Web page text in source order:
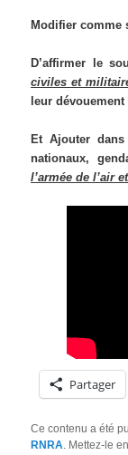
Modifier comme
D’affirmer le
civiles et
leur
Et Ajouter
nationaux,
l’armée de l’air
Partager
Ce contenu a été
RNRA. Mettez-le